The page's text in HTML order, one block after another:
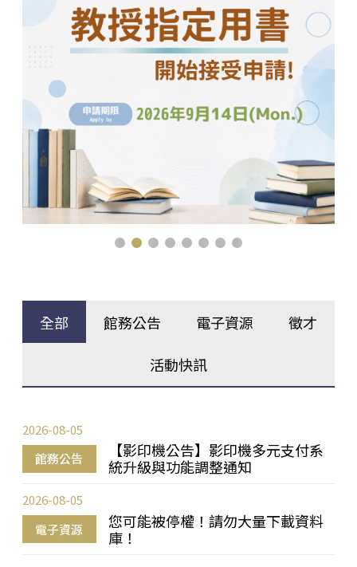
全部 館務公告 電子資源 徵才
活動快訊
館務公告
【影印機公告】影印機多元支付系
統升級與功能調整通知
2026-08-05
電子資源
您可能被停權！請勿大量下載資料
庫！
2026-08-05